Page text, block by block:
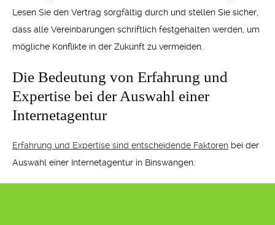
Lesen Sie den Vertrag sorgfältig durch und stellen Sie sicher,
dass alle Vereinbarungen schriftlich festgehalten werden, um
mögliche Konflikte in der Zukunft zu vermeiden.
Die Bedeutung von Erfahrung und
Expertise bei der Auswahl einer
Internetagentur
Erfahrung und Expertise sind entscheidende Faktoren bei der
Auswahl einer Internetagentur in Binswangen.